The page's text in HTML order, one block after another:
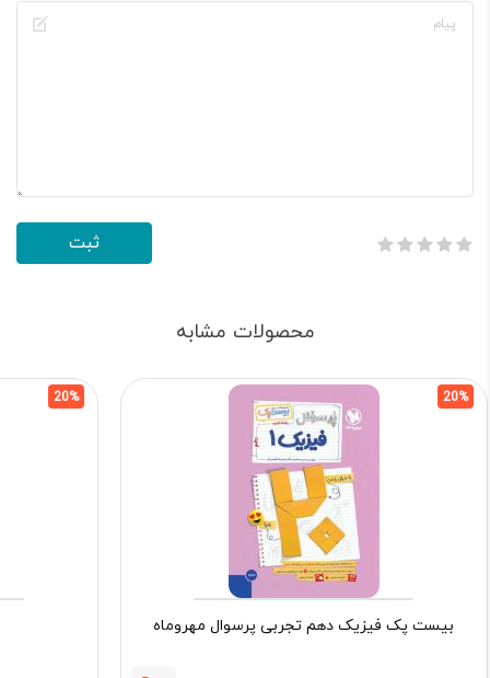
محصولات مشابه
20%
بیست پک فیزیک دهم تجربی پرسوال مهروماه
20%